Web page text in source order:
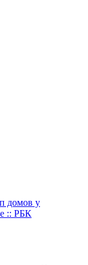
домов у
:: РБК